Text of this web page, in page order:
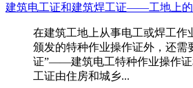
建筑电工证和建筑焊工证——工地上的
在建筑工地上从事电工或焊工作
颁发的特种作业操作证外，还需
证”——建筑电工特种作业操作
工证由住房和城乡...